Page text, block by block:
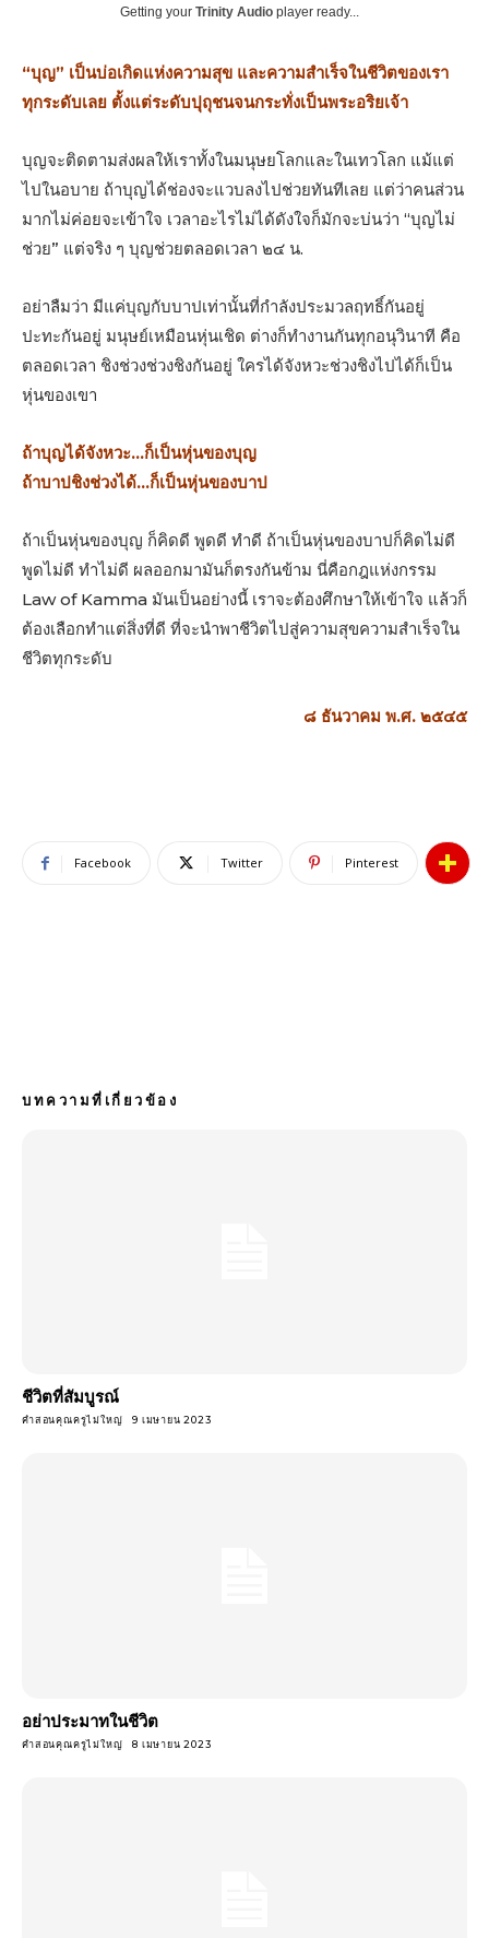
Getting your Trinity Audio player ready...
“บุญ” เป็นบ่อเกิดแห่งความสุข และความสําเร็จในชีวิตของเรา
ทุกระดับเลย ตั้งแต่ระดับปุถุชนจนกระทั่งเป็นพระอริยเจ้า
บุญจะติดตามส่งผลให้เราทั้งในมนุษยโลกและในเทวโลก แม้แต่
ไปในอบาย ถ้าบุญได้ช่องจะแวบลงไปช่วยทันทีเลย แต่ว่าคนส่วน
มากไม่ค่อยจะเข้าใจ เวลาอะไรไม่ได้ดังใจก็มักจะบ่นว่า “บุญไม่
ช่วย” แต่จริง ๆ บุญช่วยตลอดเวลา ๒๔ น.
อย่าลืมว่า มีแค่บุญกับบาปเท่านั้นที่กําลังประมวลฤทธิ์กันอยู่
ปะทะกันอยู่ มนุษย์เหมือนหุ่นเชิด ต่างก็ทํางานกันทุกอนุวินาที คือ
ตลอดเวลา ชิงช่วงช่วงชิงกันอยู่ ใครได้จังหวะช่วงชิงไปได้ก็เป็น
หุ่นของเขา
ถ้าบุญได้จังหวะ…ก็เป็นหุ่นของบุญ
ถ้าบาปชิงช่วงได้…ก็เป็นหุ่นของบาป
ถ้าเป็นหุ่นของบุญ ก็คิดดี พูดดี ทําดี ถ้าเป็นหุ่นของบาปก็คิดไม่ดี
พูดไม่ดี ทําไม่ดี ผลออกมามันก็ตรงกันข้าม นี่คือกฎแห่งกรรม
Law of Kamma มันเป็นอย่างนี้ เราจะต้องศึกษาให้เข้าใจ แล้วก็
ต้องเลือกทําแต่สิ่งที่ดี ที่จะนําพาชีวิตไปสู่ความสุขความสําเร็จใน
ชีวิตทุกระดับ
๘ ธันวาคม พ.ศ. ๒๕๔๕
Facebook Twitter Pinterest
บทความที่เกี่ยวข้อง
ชีวิตที่สัมบูรณ์
คำสอนคุณครูไม่ใหญ่ 9 เมษายน 2023
อย่าประมาทในชีวิต
คำสอนคุณครูไม่ใหญ่ 8 เมษายน 2023